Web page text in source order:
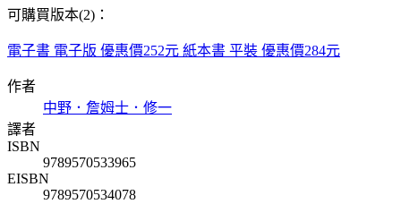
可購買版本(2)：
電子書 電子版 優惠價252元 紙本書 平裝 優惠價284元
作者
中野．詹姆士．修一
譯者
ISBN
9789570533965
EISBN
9789570534078